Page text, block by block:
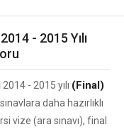
- 2015 Yılı
2014 - 2015 yılı (Final)
daha hazırlıklı
vize (ara sınavı), final